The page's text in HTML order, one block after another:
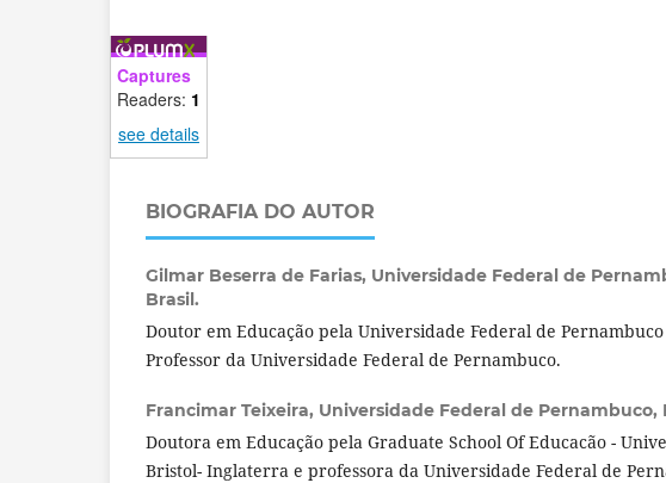
Captures
Readers: 1
see details
BIOGRAFIA DO AUTOR
Gilmar Beserra de Farias, Universidade Federal de
Brasil.
Doutor em Educação pela Universidade Federal de Pernambuco
Professor da Universidade Federal de Pernambuco.
Francimar Teixeira, Universidade Federal de Pernambuco,
Doutora em Educação pela Graduate School Of Educacão -
Bristol- Inglaterra e professora da Universidade Federal de